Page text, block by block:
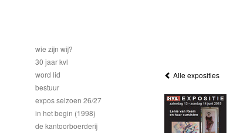
Alle exposities
wie zijn wij?
30 jaar kvl
word lid
bestuur
expos seizoen 26/27
in het begin (1998)
de kantoorboerderij